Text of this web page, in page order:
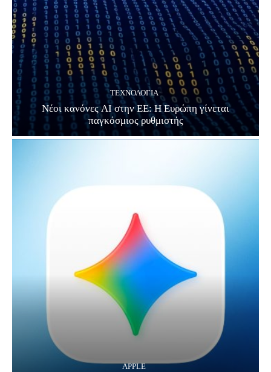
ΤΕΧΝΟΛΟΓΊΑ
Νέοι κανόνες AI στην ΕΕ: Η Ευρώπη γίνεται
παγκόσμιος ρυθμιστής
APPLE